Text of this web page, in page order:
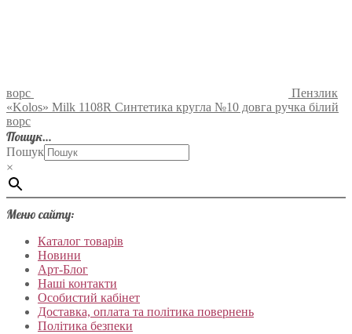
ворс
Пензлик
«Kolos» Milk 1108R Синтетика кругла №10 довга ручка білий
ворс
Пошук…
Пошук
×
Меню сайту:
Каталог товарів
Новини
Арт-Блог
Наші контакти
Особистий кабінет
Доставка, оплата та політика повернень
Політика безпеки